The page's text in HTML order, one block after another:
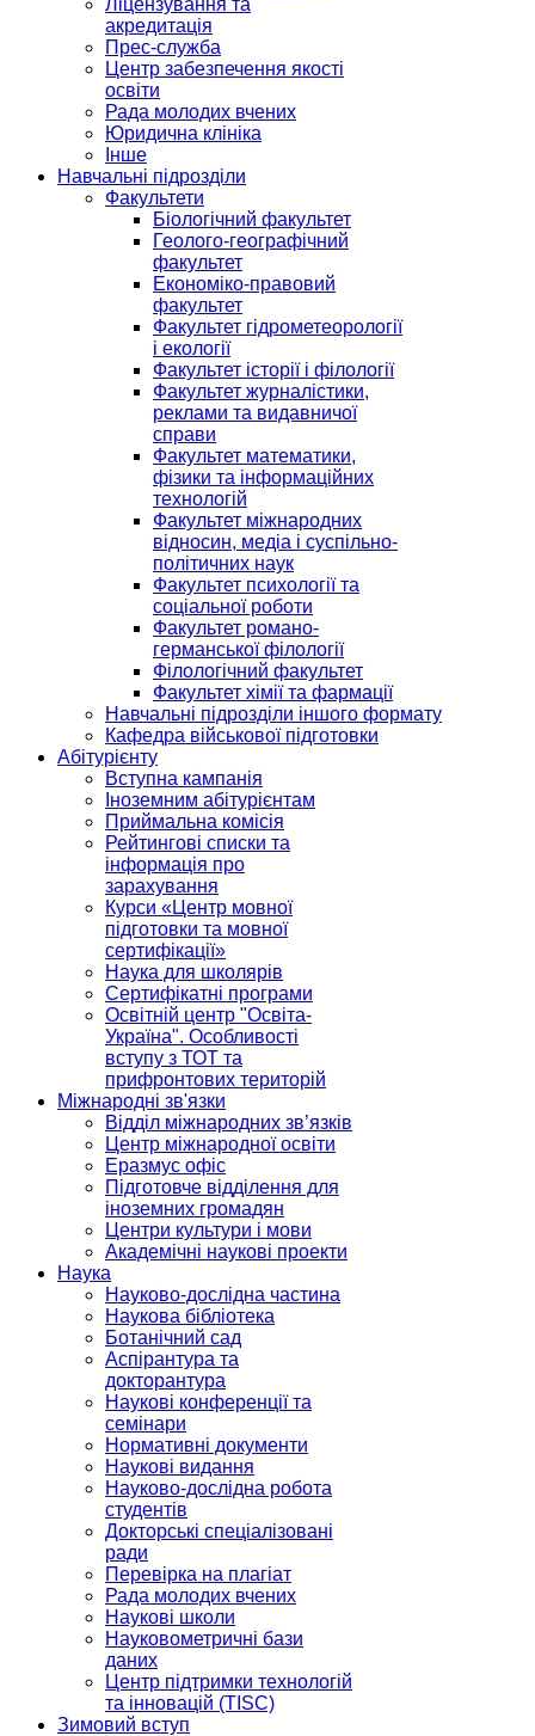
Ліцензування та
акредитація
Прес-служба
Центр забезпечення якості
освіти
Рада молодих вчених
Юридична клініка
Інше
Навчальні підрозділи
Факультети
Біологічний факультет
Геолого-географічний
факультет
Економіко-правовий
факультет
Факультет гідрометеорології
і екології
Факультет історії і філології
Факультет журналістики,
реклами та видавничої
справи
Факультет математики,
фізики та інформаційних
технологій
Факультет міжнародних
відносин, медіа і суспільно-
політичних наук
Факультет психології та
соціальної роботи
Факультет романо-
германської філології
Філологічний факультет
Факультет хімії та фармації
Навчальні підрозділи іншого формату
Кафедра військової підготовки
Абітурієнту
Вступна кампанія
Іноземним абітурієнтам
Приймальна комісія
Рейтингові списки та
інформація про
зарахування
Курси «Центр мовної
підготовки та мовної
сертифікації»
Наука для школярів
Сертифікатні програми
Освітній центр "Освіта-
Україна". Особливості
вступу з ТОТ та
прифронтових територій
Міжнародні зв'язки
Відділ міжнародних зв’язків
Центр міжнародної освіти
Еразмус офіс
Підготовче відділення для
іноземних громадян
Центри культури і мови
Академічні наукові проекти
Наука
Науково-дослідна частина
Наукова бібліотека
Ботанічний сад
Аспірантура та
докторантура
Наукові конференції та
семінари
Нормативні документи
Наукові видання
Науково-дослідна робота
студентів
Докторські спеціалізовані
ради
Перевірка на плагіат
Рада молодих вчених
Наукові школи
Науковометричні бази
даних
Центр підтримки технологій
та інновацій (TISC)
Зимовий вступ